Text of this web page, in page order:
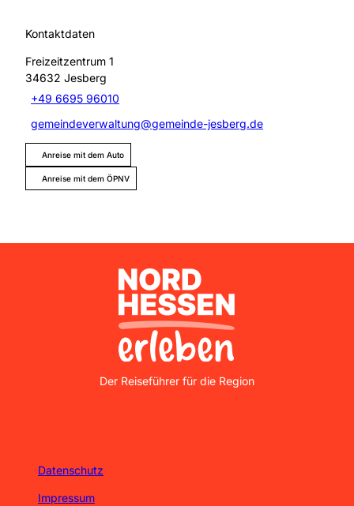
Kontaktdaten
Freizeitzentrum 1
34632 Jesberg
+49 6695 96010
gemeindeverwaltung@gemeinde-jesberg.de
Anreise mit dem Auto
Anreise mit dem ÖPNV
Nordhessen Erleben
Der Reiseführer für die Region
Datenschutz
Impressum